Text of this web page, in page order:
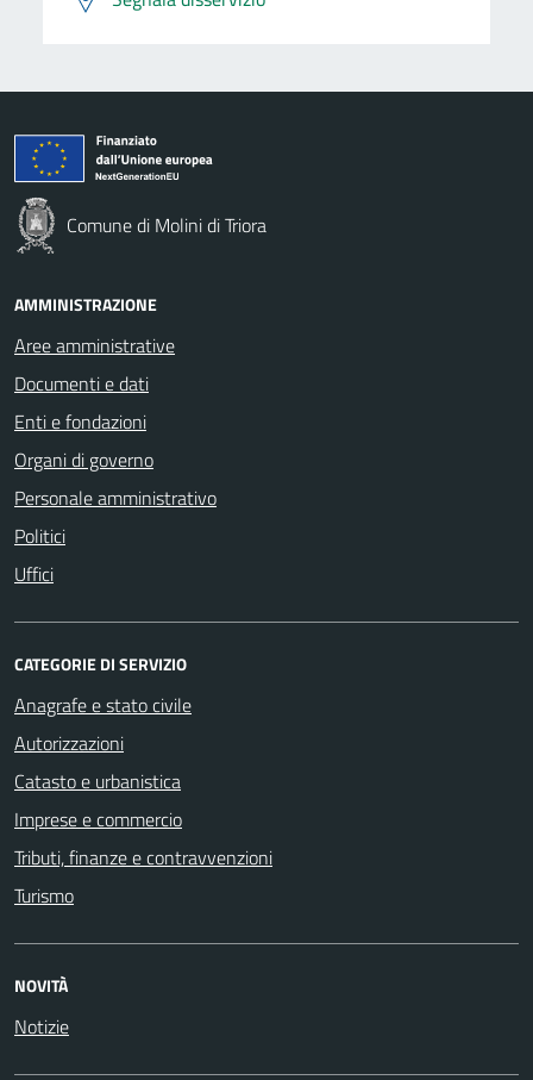
Comune di Molini di Triora
AMMINISTRAZIONE
Aree amministrative
Documenti e dati
Enti e fondazioni
Organi di governo
Personale amministrativo
Politici
Uffici
CATEGORIE DI SERVIZIO
Anagrafe e stato civile
Autorizzazioni
Catasto e urbanistica
Imprese e commercio
Tributi, finanze e contravvenzioni
Turismo
NOVITÀ
Notizie